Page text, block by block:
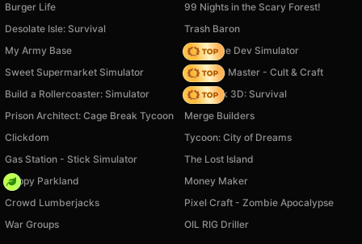
Burger Life
99 Nights in the Scary Forest!
Desolate Isle: Survival
Trash Baron
My Army Base
Idle Game Dev Simulator
Sweet Supermarket Simulator
Dungeon Master - Cult & Craft
Build a Rollercoaster: Simulator
Skyblock 3D: Survival
Prison Architect: Cage Break Tycoon
Merge Builders
Clickdom
Tycoon: City of Dreams
Gas Station - Stick Simulator
The Lost Island
Happy Parkland
Money Maker
Crowd Lumberjacks
Pixel Craft - Zombie Apocalypse
War Groups
OIL RIG Driller